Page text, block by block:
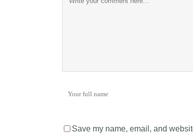
Save my name, email, and